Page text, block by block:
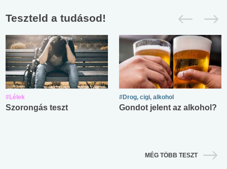
Teszteld a tudásod!
#Lélek
Szorongás teszt
#Drog, cigi, alkohol
Gondot jelent az alkohol?
MÉG TÖBB TESZT